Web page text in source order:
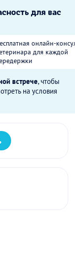
для вас
онлайн-
для каждой
встрече, чтобы
на условия